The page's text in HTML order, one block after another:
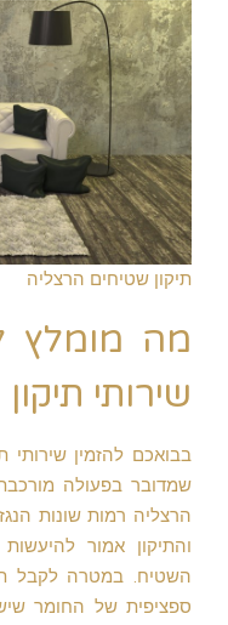
תיקון שטיחים הרצליה
מה מומלץ
שירותי
בבואכם להזמין שירותי
שמדובר בפעולה
הרצליה רמות שונות
והתיקון אמור
השטיח. במטרה לקבל
ספציפית של החומר